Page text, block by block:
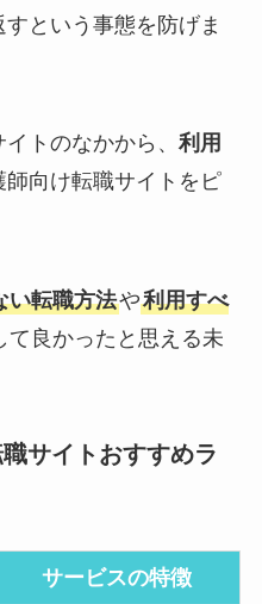
という事態を防げま
トのなかから、 利用
師向け転職サイトをピ
い転職方法や利用すべ
て良かったと思える未
サイトおすすめラ
サービスの特徴